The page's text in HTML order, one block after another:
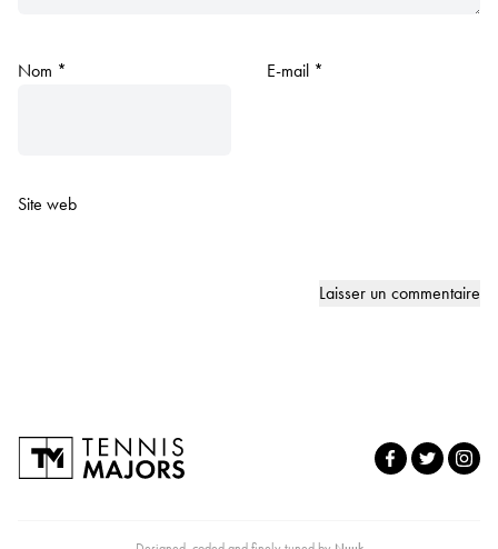
Nom * E-mail *
Site web